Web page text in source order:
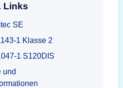
Links
SE
1 Klasse 2
1 S120DIS
und